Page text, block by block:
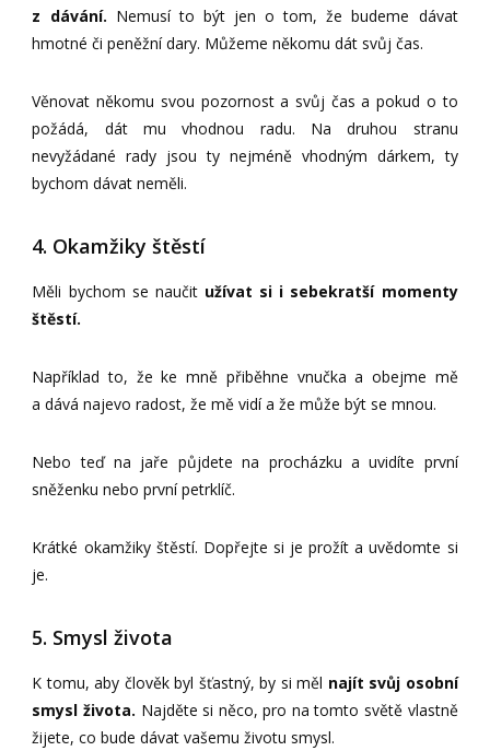
z dávání. Nemusí to být jen o tom, že budeme dávat
hmotné či peněžní dary. Můžeme někomu dát svůj čas.
Věnovat někomu svou pozornost a svůj čas a pokud o to
požádá, dát mu vhodnou radu. Na druhou stranu
nevyžádané rady jsou ty nejméně vhodným dárkem, ty
bychom dávat neměli.
4. Okamžiky štěstí
Měli bychom se naučit užívat si i sebekratší momenty
štěstí.
Například to, že ke mně přiběhne vnučka a obejme mě
a dává najevo radost, že mě vidí a že může být se mnou.
Nebo teď na jaře půjdete na procházku a uvidíte první
sněženku nebo první petrklíč.
Krátké okamžiky štěstí. Dopřejte si je prožít a uvědomte si
je.
5. Smysl života
K tomu, aby člověk byl šťastný, by si měl najít svůj osobní
smysl života. Najděte si něco, pro na tomto světě vlastně
žijete, co bude dávat vašemu životu smysl.